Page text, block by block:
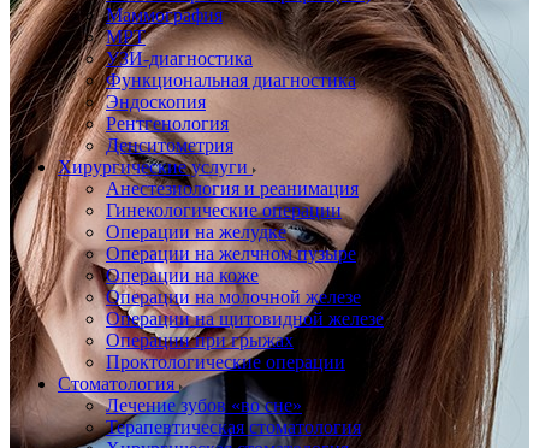
Маммография
МРТ
УЗИ-диагностика
Функциональная диагностика
Эндоскопия
Рентгенология
Денситометрия
Хирургические услуги
Анестезиология и реанимация
Гинекологические операции
Операции на желудке
Операции на желчном пузыре
Операции на коже
Операции на молочной железе
Операции на щитовидной железе
Операции при грыжах
Проктологические операции
Стоматология
Лечение зубов «во сне»
Терапевтическая стоматология